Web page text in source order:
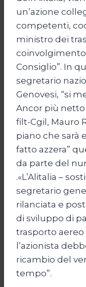
un’azione
competenti,
ministro dei
Consiglio”. In
segretario
Genovesi, “si
Ancor più
filt-Cgil, Mauro
piano che sarà
fatto azzera”
da parte del
.«L’Alitalia –
segretario
rilanciata e
di sviluppo di
trasporto aereo
l’azionista
ricambio del
tempo”.